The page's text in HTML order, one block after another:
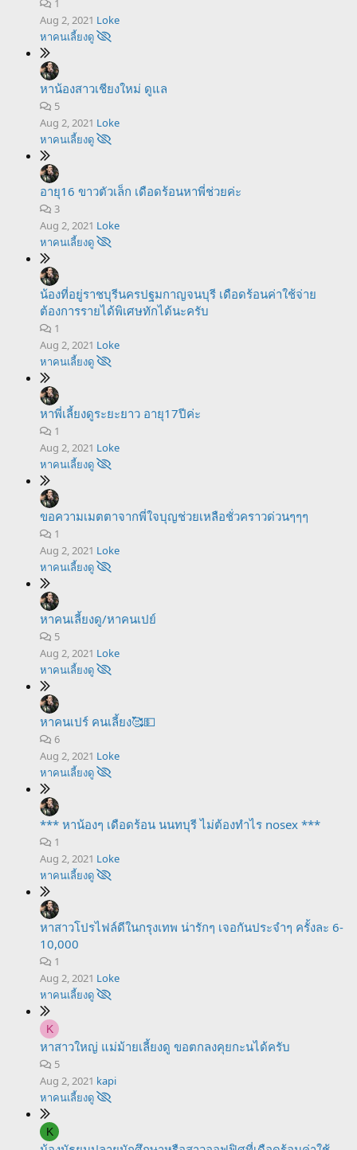
1
Aug 2, 2021 Loke
หาคนเลี้ยงดู
หาน้องสาวเชียงใหม่ ดูแล
5
Aug 2, 2021 Loke
หาคนเลี้ยงดู
อายุ16 ขาวตัวเล็ก เดือดร้อนหาพี่ช่วยค่ะ
3
Aug 2, 2021 Loke
หาคนเลี้ยงดู
น้องที่อยู่ราชบุรีนครปฐมกาญจนบุรี เดือดร้อนค่าใช้จ่าย
ต้องการรายได้พิเศษทักได้นะครับ
1
Aug 2, 2021 Loke
หาคนเลี้ยงดู
หาพี่เลี้ยงดูระยะยาว อายุ17ปีค่ะ
1
Aug 2, 2021 Loke
หาคนเลี้ยงดู
ขอความเมตตาจากพี่ใจบุญช่วยเหลือชั่วคราวด่วนๆๆๆ
1
Aug 2, 2021 Loke
หาคนเลี้ยงดู
หาคนเลี้ยงดู/หาคนเปย์
5
Aug 2, 2021 Loke
หาคนเลี้ยงดู
หาคนเปร์ คนเลี้ยง🥰💵
6
Aug 2, 2021 Loke
หาคนเลี้ยงดู
*** หาน้องๆ เดือดร้อน นนทบุรี ไม่ต้องทำไร nosex ***
1
Aug 2, 2021 Loke
หาคนเลี้ยงดู
หาสาวโปรไฟล์ดีในกรุงเทพ น่ารักๆ เจอกันประจำๆ ครั้งละ 6-
10,000
1
Aug 2, 2021 Loke
หาคนเลี้ยงดู
K
หาสาวใหญ่ แม่ม้ายเลี้ยงดู ขอตกลงคุยกะนได้ครับ
5
Aug 2, 2021 kapi
หาคนเลี้ยงดู
K